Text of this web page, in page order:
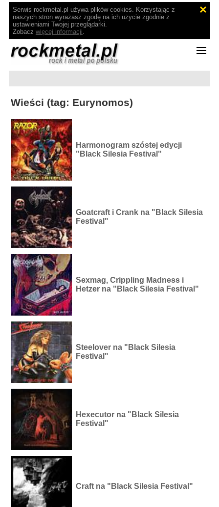
Serwis rockmetal.pl używa plików cookies. Korzystając z
naszych stron wyrażasz zgodę na ich użycie zgodnie z
ustawieniami Twojej przeglądarki.
Zobacz więcej informacji.
Wieści (tag: Eurynomos)
Harmonogram szóstej edycji
"Black Silesia Festival"
Goatcraft i Crank na "Black Silesia
Festival"
Sexmag, Crippling Madness i
Hetzer na "Black Silesia Festival"
Steelover na "Black Silesia
Festival"
Hexecutor na "Black Silesia
Festival"
Craft na "Black Silesia Festival"